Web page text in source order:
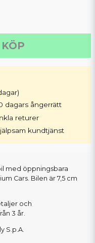
KÖP
dagars ångerrätt
returer
kundtjänst
med öppningsbara
Cars. Bilen är 7,5 cm
och
3 år.
S.p.A.